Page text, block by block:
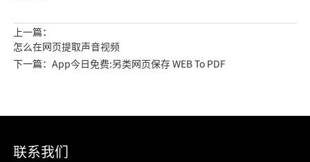
上一篇：
怎么在网页提取声音视频
下一篇：App今日免费:另类网页保存 WEB To PDF
联系我们